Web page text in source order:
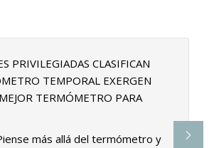
PRIVILEGIADAS CLASIFICAN
TEMPORAL EXERGEN
TERMÓMETRO PARA
más allá del termómetro y